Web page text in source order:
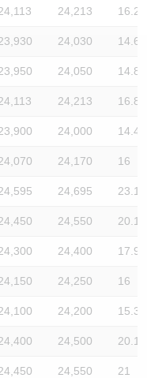
24,213 16.2
24,030 14.6
24,050 14.8
24,213 16.8
24,000 14.4
24,170 16
24,695 23.1
24,550 20.1
24,400 17.9
24,250 16
24,200 15.3
24,500 20.1
24,550 21